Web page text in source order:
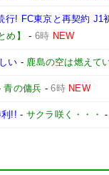
行! FC東京と再契約
め】 - 6時 NEW
い - 鹿島の空は燃えて
青の傭兵 -6時 NEW
!! - サクラ咲く・・・